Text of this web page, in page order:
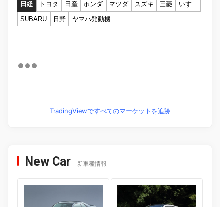
日経 トヨタ 日産 ホンダ マツダ スズキ 三菱
いすゞ
SUBARU
日野 ヤマハ発動機
TradingViewですべてのマーケットを追跡
New Car 新車種情報